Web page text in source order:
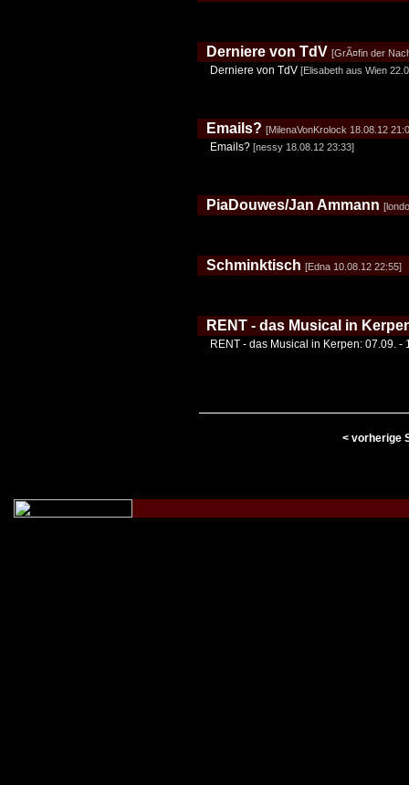
Derniere von TdV [GrÃ¤fin der
Derniere von TdV [Elisabeth aus Wien
Emails? [MilenaVonKrolock 18.08.12
Emails? [nessy 18.08.12 23:33]
PiaDouwes/Jan Ammann
Schminktisch [Edna 10.08.12 22:55]
RENT - das Musical in
RENT - das Musical in Kerpen: 07.09. -
< vorherige